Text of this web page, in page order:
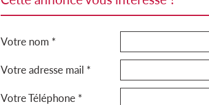
Votre nom *
Votre adresse mail *
Votre Téléphone *